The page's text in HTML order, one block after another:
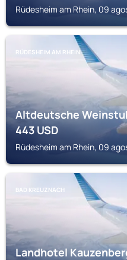
Rüdesheim am Rhein, 09
RÜDESHEIM AM RHEIN
Altdeutsche
443USD
Rüdesheim am Rhein, 09
BAD KREUZNACH
Landhotel